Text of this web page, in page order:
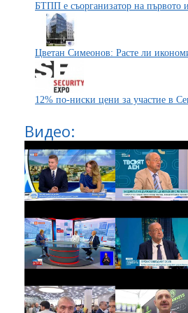
БТПП е съорганизатор на първото
Цветан Симеонов: Расте ли
12% по-ниски цени за участие в
Видео: